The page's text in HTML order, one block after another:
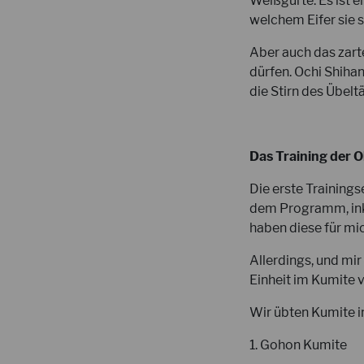
welchem Eifer sie
Aber auch das
dürfen. Ochi
die Stirn des
Das Training der
Die erste
dem Programm,
haben diese für
Allerdings, und
Einheit im Kumite
Wir übten Kumite
1. Gohon Kumite